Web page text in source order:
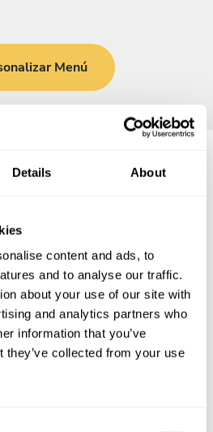
Details About
content and ads, to
and to analyse our traffic.
about your use of our site with
and analytics partners who
information that you’ve
they’ve collected from your use
Menú
frecuentes
más frecuentes sobre Chef a
en Tlalmanalco.
de Chef a Domicilio en